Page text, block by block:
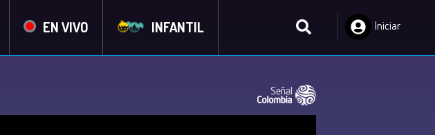
EN VIVO INFANTIL
Iniciar